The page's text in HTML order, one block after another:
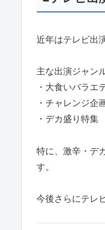
近年はテレビ出
主な出演ジャン
・大食いバラエ
・チャレンジ企
・デカ盛り特集
特に、激辛・デ
す。
今後さらにテレ